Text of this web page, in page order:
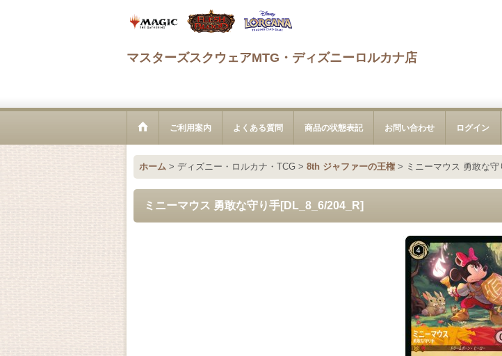
マスターズスクウェアMTG・ディズニーロルカナ店
ご利用案内 よくある質問 商品の状態表記 お問い合わせ ログイン
ホーム > ディズニー・ロルカナ・TCG > 8th ジャファーの王権 > ミニーマウス 勇敢な
ミニーマウス 勇敢な守り手[DL_8_6/204_R]